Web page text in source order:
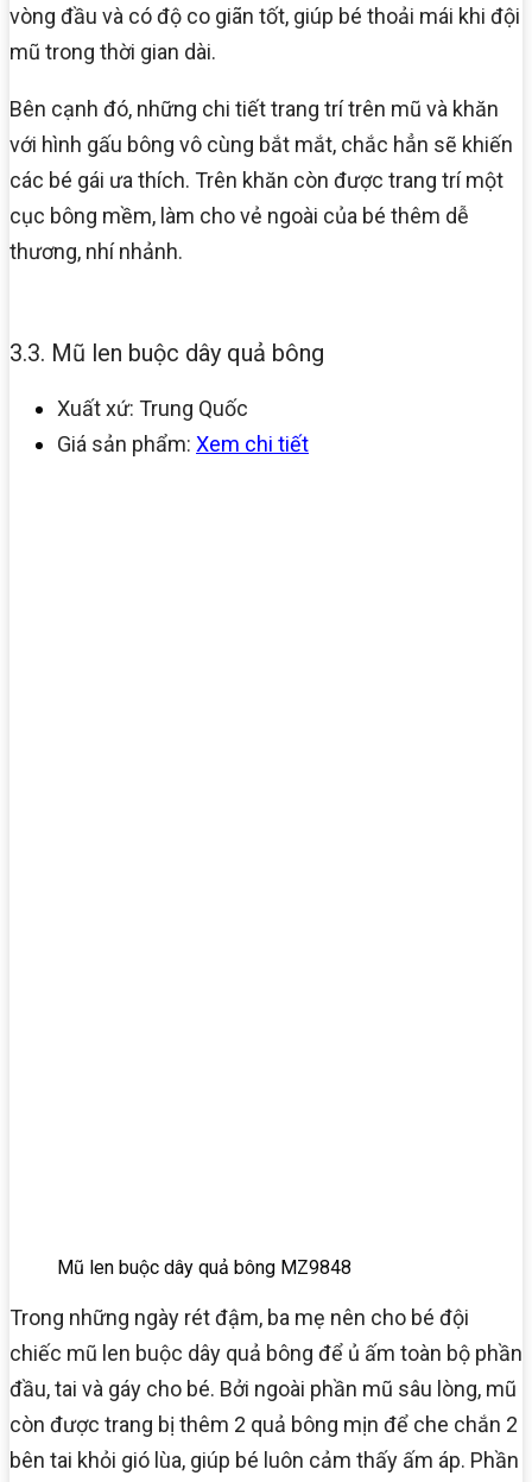
vòng đầu và có độ co giãn tốt, giúp bé thoải mái khi đội
mũ trong thời gian dài.
Bên cạnh đó, những chi tiết trang trí trên mũ và khăn
với hình gấu bông vô cùng bắt mắt, chắc hẳn sẽ khiến
các bé gái ưa thích. Trên khăn còn được trang trí một
cục bông mềm, làm cho vẻ ngoài của bé thêm dễ
thương, nhí nhảnh.
3.3. Mũ len buộc dây quả bông
Xuất xứ: Trung Quốc
Giá sản phẩm: Xem chi tiết
Mũ len buộc dây quả bông MZ9848
Trong những ngày rét đậm, ba mẹ nên cho bé đội
chiếc mũ len buộc dây quả bông để ủ ấm toàn bộ phần
đầu, tai và gáy cho bé. Bởi ngoài phần mũ sâu lòng, mũ
còn được trang bị thêm 2 quả bông mịn để che chắn 2
bên tai khỏi gió lùa, giúp bé luôn cảm thấy ấm áp. Phần